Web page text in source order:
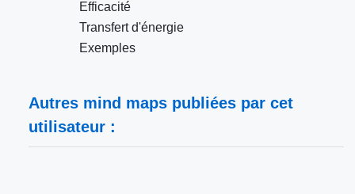
Efficacité
Transfert d'énergie
Exemples
Autres mind maps publiées par cet
utilisateur :